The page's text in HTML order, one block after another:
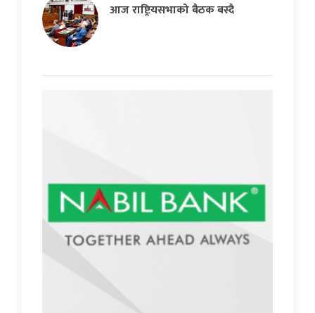
आज राष्ट्रियसभाको बैठक बस्दै